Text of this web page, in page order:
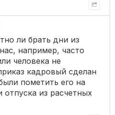
ли брать дни из
например, часто
человека не
кадровый сделан
пометить его на
отпуска из расчетных